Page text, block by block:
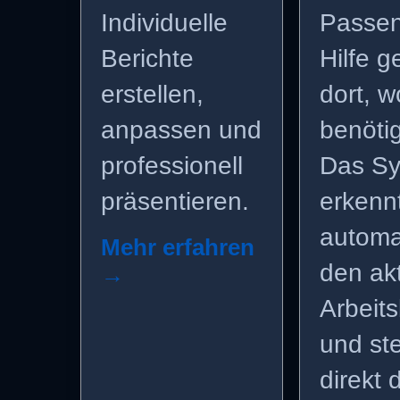
Individuelle
Berichte
erstellen,
anpassen und
professionell
präsentieren.
Mehr erfahren
→
Hilfe
dort,
Das
den
und
direkt